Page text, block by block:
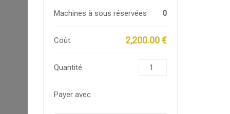
Machines à sous réservées 0
Coût 2,200.00 €
Quantité
Payer avec